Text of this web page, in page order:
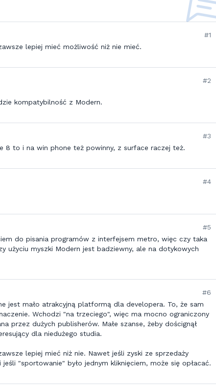
#1
lepiej mieć możliwość niż nie mieć.
#2
kompatybilność z Modern.
#3
8 to i na win phone też powinny, z surface raczej też.
#4
#5
do pisania programów z interfejsem metro, więc czy taka
użyciu myszki Modern jest badziewny, ale na dotykowych
#6
jest mało atrakcyjną platformą dla developera. To, że sam
Wchodzi "na trzeciego", więc ma mocno ograniczony
przez dużych publisherów. Małe szanse, żeby doścignął
dla niedużego studia.
lepiej mieć niż nie. Nawet jeśli zyski ze sprzedaży
"sportowanie" było jednym kliknięciem, może się opłacać.